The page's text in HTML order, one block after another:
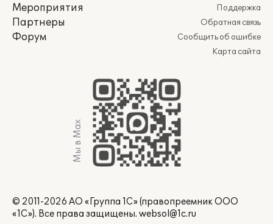
Мероприятия
Партнеры
Форум
Поддержка
Обратная связь
Сообщить об ошибке
Карта сайта
Мы в Max
© 2011-2026 АО «Группа 1С» (правопреемник ООО
«1С»). Все права защищены. websol@1c.ru